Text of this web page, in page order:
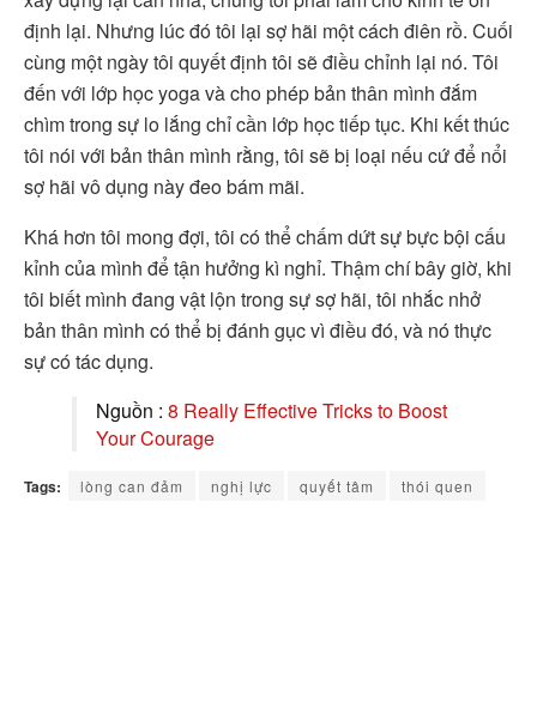
định lại. Nhưng lúc đó tôi lại sợ hãi một cách điên rồ. Cuối
cùng một ngày tôi quyết định tôi sẽ điều chỉnh lại nó. Tôi
đến với lớp học yoga và cho phép bản thân mình đắm
chìm trong sự lo lắng chỉ cần lớp học tiếp tục. Khi kết thúc
tôi nói với bản thân mình rằng, tôi sẽ bị loại nếu cứ để nổi
sợ hãi vô dụng này đeo bám mãi.
Khá hơn tôi mong đợi, tôi có thể chấm dứt sự bực bội cấu
kỉnh của mình để tận hưởng kì nghỉ. Thậm chí bây giờ, khi
tôi biết mình đang vật lộn trong sự sợ hãi, tôi nhắc nhở
bản thân mình có thể bị đánh gục vì điều đó, và nó thực
sự có tác dụng.
Nguồn : 8 Really Effective Tricks to Boost
Your Courage
Tags: lòng can đảm nghị lực quyết tâm thói quen